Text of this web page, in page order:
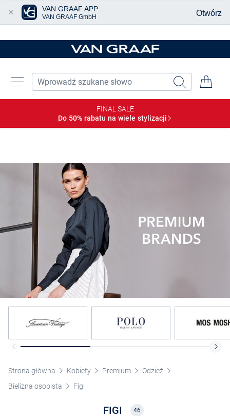
FINAL SALE
Do 50% rabatu na wiele stylizacji
Strona główna Kobiety Premium
Odzież
Bielizna osobista
Figi
FIGI 46
VAN GRAAF APP
VAN GRAAF GmbH Otwórz